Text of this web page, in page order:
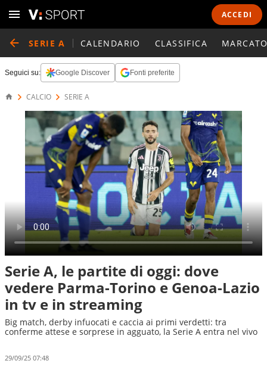
ACCEDI
SERIE A CALENDARIO CLASSIFICA
Seguici su: Google Discover Fonti preferite
CALCIO SERIE A
Serie A, le partite di oggi: dove
vedere Parma-Torino e Genoa-Lazio
in tv e in streaming
Big match, derby infuocati e caccia ai primi verdetti: tra
conferme attese e sorprese in agguato, la Serie A entra nel vivo
29/09/25 07:48